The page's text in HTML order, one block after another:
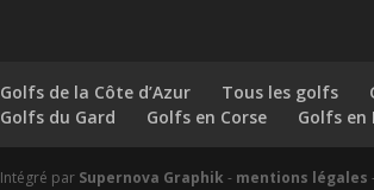
Golfs de la Côte d’Azur Tous les golfs
Golfs du Gard
Golfs en Corse Golfs en
Intégré par Supernova Graphik - mentions légales